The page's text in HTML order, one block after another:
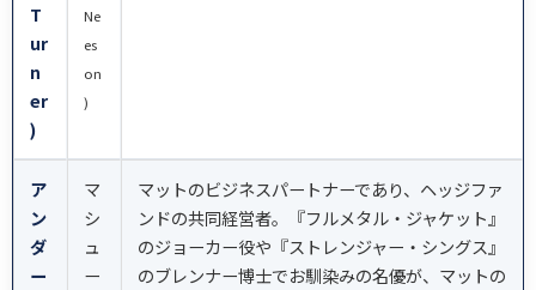
T
ur
n
er
)
Ne
es
on
)
ア
ン
ダ
ー
マ
シ
ュ
ー
マットのビジネスパートナーであり、ヘッジファ
ンドの共同経営者。『フルメタル・ジャケット』
のジョーカー役や『ストレンジャー・シングス』
のブレンナー博士でお馴染みの名優が、マットの